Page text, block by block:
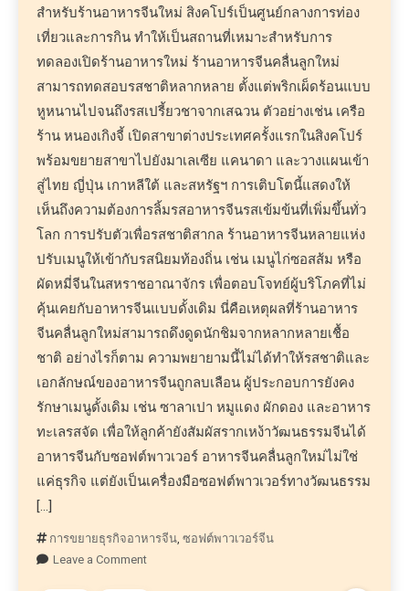
สำหรับร้านอาหารจีนใหม่ สิงคโปร์เป็นศูนย์กลางการท่อง
เที่ยวและการกิน ทำให้เป็นสถานที่เหมาะสำหรับการ
ทดลองเปิดร้านอาหารใหม่ ร้านอาหารจีนคลื่นลูกใหม่
สามารถทดสอบรสชาติหลากหลาย ตั้งแต่พริกเผ็ดร้อนแบบ
หูหนานไปจนถึงรสเปรี้ยวชาจากเสฉวน ตัวอย่างเช่น เครือ
ร้าน หนองเกิงจี้ เปิดสาขาต่างประเทศครั้งแรกในสิงคโปร์
พร้อมขยายสาขาไปยังมาเลเซีย แคนาดา และวางแผนเข้า
สู่ไทย ญี่ปุ่น เกาหลีใต้ และสหรัฐฯ การเติบโตนี้แสดงให้
เห็นถึงความต้องการลิ้มรสอาหารจีนรสเข้มข้นที่เพิ่มขึ้นทั่ว
โลก การปรับตัวเพื่อรสชาติสากล ร้านอาหารจีนหลายแห่ง
ปรับเมนูให้เข้ากับรสนิยมท้องถิ่น เช่น เมนูไก่ซอสส้ม หรือ
ผัดหมี่จีนในสหราชอาณาจักร เพื่อตอบโจทย์ผู้บริโภคที่ไม่
คุ้นเคยกับอาหารจีนแบบดั้งเดิม นี่คือเหตุผลที่ร้านอาหาร
จีนคลื่นลูกใหม่สามารถดึงดูดนักชิมจากหลากหลายเชื้อ
ชาติ อย่างไรก็ตาม ความพยายามนี้ไม่ได้ทำให้รสชาติและ
เอกลักษณ์ของอาหารจีนถูกลบเลือน ผู้ประกอบการยังคง
รักษาเมนูดั้งเดิม เช่น ซาลาเปา หมูแดง ผักดอง และอาหาร
ทะเลรสจัด เพื่อให้ลูกค้ายังสัมผัสรากเหง้าวัฒนธรรมจีนได้
อาหารจีนกับซอฟต์พาวเวอร์ อาหารจีนคลื่นลูกใหม่ไม่ใช่
แค่ธุรกิจ แต่ยังเป็นเครื่องมือซอฟต์พาวเวอร์ทางวัฒนธรรม
[…]
การขยายธุรกิจอาหารจีน ,ซอฟต์พาวเวอร์จีน
Leave a Comment